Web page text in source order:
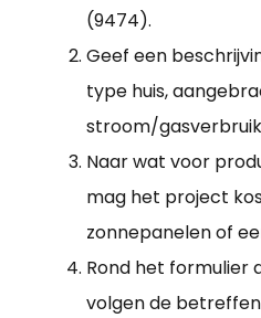
(9474).
Geef een
type huis,
stroom/
Naar wat voor
mag het project
zonnepanelen of
Rond het formulier
volgen de